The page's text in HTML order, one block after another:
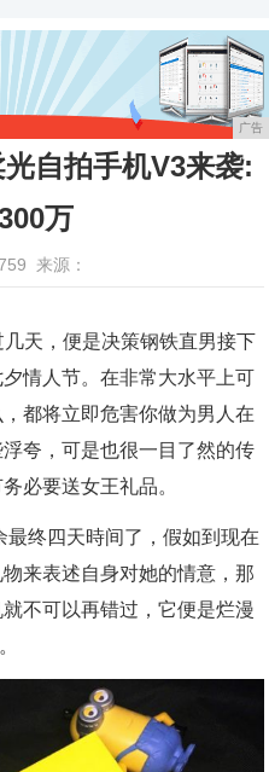
广告
自拍手机V3来袭:
万
来源：
天，便是决策钢铁直男接下
情人节。在非常大水平上可
都将立即危害你做为男人在
夸，可是也很一目了然的传
必要送女王礼品。
终四天時间了，假如到现在
来表述自身对她的情意，那
不可以再错过，它便是烂漫